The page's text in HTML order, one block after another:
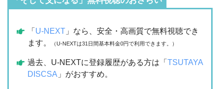
「 U-NEXT 」なら、安全・高画質で無料視聴でき
ます。
（U-NEXTは31日間基本料金0円で利用できます。）
過去、U-NEXTに登録履歴がある方は「TSUTAYA
DISCSA 」がおすすめ。